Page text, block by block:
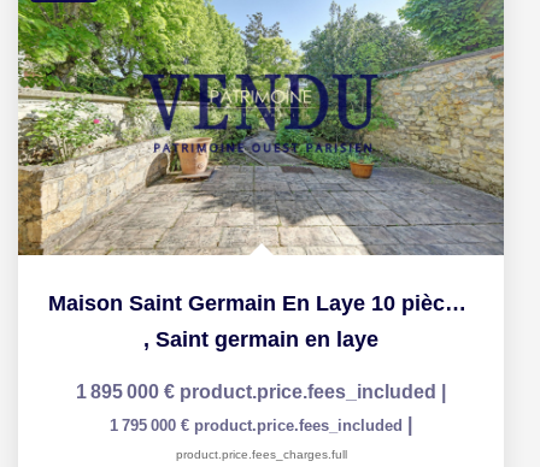
Maison Saint Germain En Laye 10 pièce(s) 330 m2
, Saint germain en laye
1 895 000 € product.price.fees_included
1 795 000 € product.price.fees_included
product.price.fees_charges.full